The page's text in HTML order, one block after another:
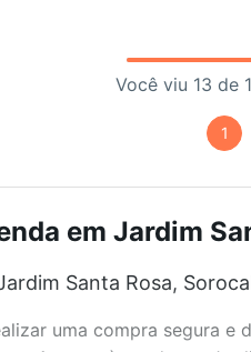
Você viu 13 de
1
em Jardim
Santa Rosa,
uma compra segura